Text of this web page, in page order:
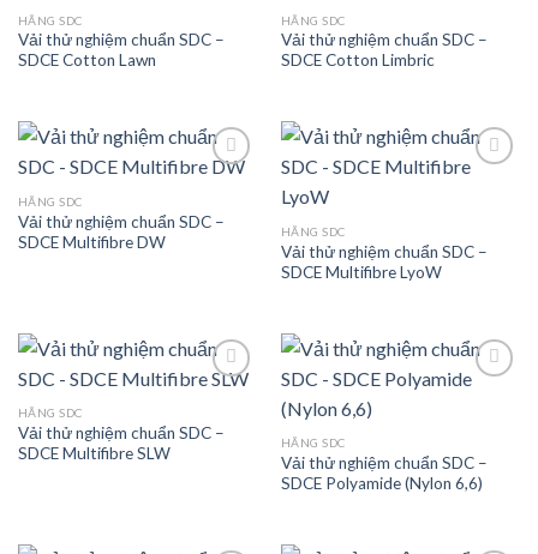
Add to
HÃNG SDC
Vải thử nghiệm chuẩn SDC –
SDCE Cotton Lawn
Add to
HÃNG SDC
Vải thử nghiệm chuẩn SDC –
SDCE Cotton Limbric
Add to
HÃNG SDC
Vải thử nghiệm chuẩn SDC –
SDCE Multifibre DW
HÃNG SDC
Vải thử nghiệm chuẩn SDC –
SDCE Multifibre LyoW
Add to
HÃNG SDC
Vải thử nghiệm chuẩn SDC –
SDCE Multifibre SLW
HÃNG SDC
Vải thử nghiệm chuẩn SDC –
SDCE Polyamide (Nylon 6,6)